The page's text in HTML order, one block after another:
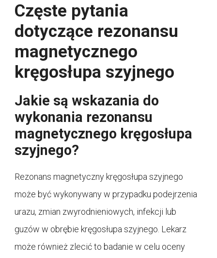
Częste pytania
dotyczące rezonansu
magnetycznego
kręgosłupa szyjnego
Jakie są wskazania do
wykonania rezonansu
magnetycznego kręgosłupa
szyjnego?
Rezonans magnetyczny kręgosłupa szyjnego
może być wykonywany w przypadku podejrzenia
urazu, zmian zwyrodnieniowych, infekcji lub
guzów w obrębie kręgosłupa szyjnego. Lekarz
może również zlecić to badanie w celu oceny